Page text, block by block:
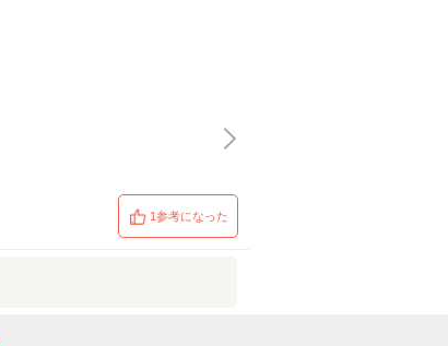
1参考になった